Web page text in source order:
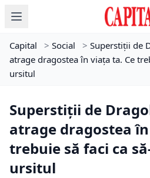
Capital > Social > Superstiții de
atrage dragostea în viața ta. Ce
ursitul
Superstiții de
atrage dragostea
trebuie să faci ca
ursitul